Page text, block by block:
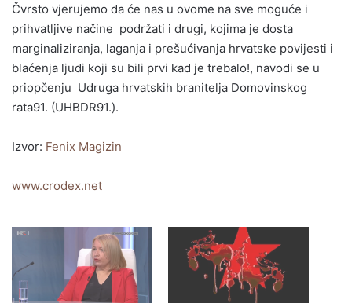
Čvrsto vjerujemo da će nas u ovome na sve moguće i
prihvatljive načine podržati i drugi, kojima je dosta
marginaliziranja, laganja i prešućivanja hrvatske povijesti i
blaćenja ljudi koji su bili prvi kad je trebalo!, navodi se u
priopčenju Udruga hrvatskih branitelja Domovinskog
rata91. (UHBDR91.).
Izvor: Fenix Magizin
www.crodex.net